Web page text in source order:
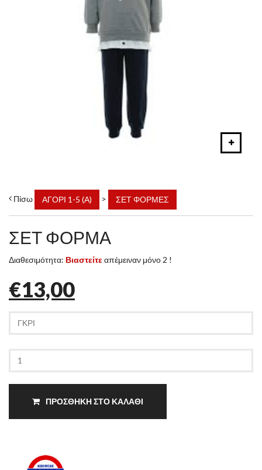
Πίσω ΑΓΟΡΙ 1-5 (Α) > ΣΕΤ ΦΟΡΜΕΣ
ΣΕΤ ΦΟΡΜΑ
Διαθεσιμότητα: Βιαστείτεαπέμειναν μόνο 2 !
€13,00
ΠΡΟΣΘΗΚΗ ΣΤΟ ΚΑΛΑΘΙ